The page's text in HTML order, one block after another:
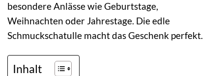
besondere Anlässe wie Geburtstage,
Weihnachten oder Jahrestage. Die edle
Schmuckschatulle macht das Geschenk perfekt.
Inhalt